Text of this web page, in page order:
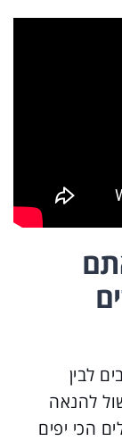
לבין
להנאה
את הכלים הכי יפים